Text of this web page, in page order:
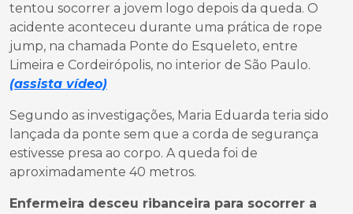
tentou socorrer a jovem logo depois da queda. O
acidente aconteceu durante uma prática de rope
jump, na chamada Ponte do Esqueleto, entre
Limeira e Cordeirópolis, no interior de São Paulo.
(assista vídeo)
Segundo as investigações, Maria Eduarda teria sido
lançada da ponte sem que a corda de segurança
estivesse presa ao corpo. A queda foi de
aproximadamente 40 metros.
Enfermeira desceu ribanceira para socorrer a